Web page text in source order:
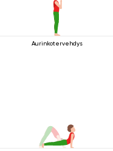
Aurinkotervehdys